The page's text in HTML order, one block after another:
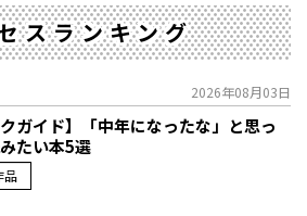
スランキング
2026年08月03日
クガイド】「中年になったな」と思っ
たい本5選
品